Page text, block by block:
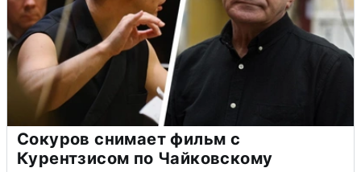
Сокуров снимает фильм с
Курентзисом по Чайковскому